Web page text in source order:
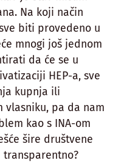
Na koji način
biti provedeno u
mnogi još jednom
da će se u
HEP-a, sve
kupnja ili
vlasniku, pa da nam
kao s INA-om
šire društvene